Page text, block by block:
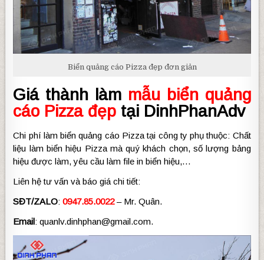
Biển quảng cáo Pizza đẹp đơn giản
Giá thành làm mẫu biển quảng
cáo Pizza đẹp tại DinhPhanAdv
Chi phí làm biển quảng cáo Pizza tại công ty phụ thuộc: Chất
liệu làm biển hiệu Pizza mà quý khách chọn, số lượng bảng
hiệu được làm, yêu cầu làm file in biển hiệu,…
Liên hệ tư vấn và báo giá chi tiết:
SĐT/ZALO:0947.85.0022– Mr. Quân.
Email: quanlv.dinhphan@gmail.com.